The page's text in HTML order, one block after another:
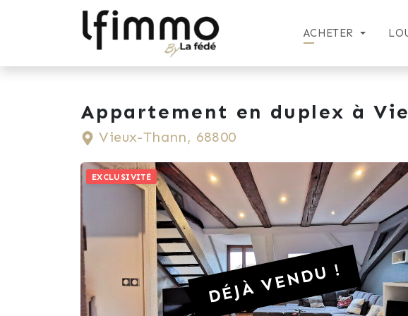
ACHETER
Appartement en duplex à
Vieux-Thann, 68800
EXCLUSIVITÉ
DÉJÀ VENDU !